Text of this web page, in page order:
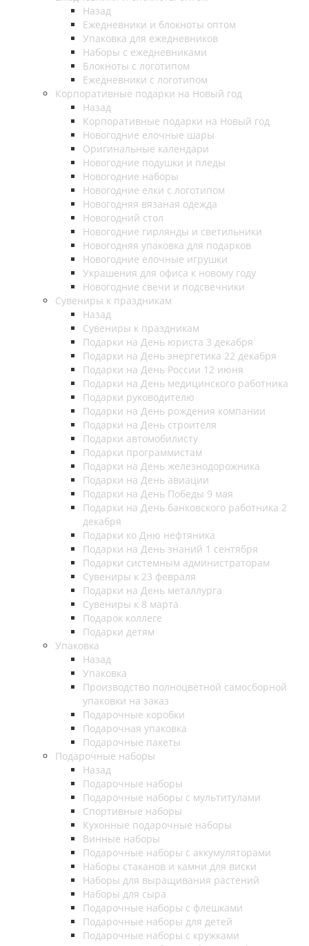
Назад
Ежедневники и блокноты оптом
Упаковка для ежедневников
Наборы с ежедневниками
Блокноты с логотипом
Ежедневники с логотипом
Корпоративные подарки на Новый год
Назад
Корпоративные подарки на Новый год
Новогодние елочные шары
Оригинальные календари
Новогодние подушки и пледы
Новогодние наборы
Новогодние елки с логотипом
Новогодняя вязаная одежда
Новогодний стол
Новогодние гирлянды и светильники
Новогодняя упаковка для подарков
Новогодние елочные игрушки
Украшения для офиса к новому году
Новогодние свечи и подсвечники
Сувениры к праздникам
Назад
Сувениры к праздникам
Подарки на День юриста 3 декабря
Подарки на День энергетика 22 декабря
Подарки на День России 12 июня
Подарки на День медицинского работника
Подарки руководителю
Подарки на День рождения компании
Подарки на День строителя
Подарки автомобилисту
Подарки программистам
Подарки на День железнодорожника
Подарки на День авиации
Подарки на День Победы 9 мая
Подарки на День банковского работника 2
декабря
Подарки ко Дню нефтяника
Подарки на День знаний 1 сентября
Подарки системным администраторам
Сувениры к 23 февраля
Подарки на День металлурга
Сувениры к 8 марта
Подарок коллеге
Подарки детям
Упаковка
Назад
Упаковка
Производство полноцветной самосборной
упаковки на заказ
Подарочные коробки
Подарочная упаковка
Подарочные пакеты
Подарочные наборы
Назад
Подарочные наборы
Подарочные наборы с мультитулами
Спортивные наборы
Кухонные подарочные наборы
Винные наборы
Подарочные наборы с аккумуляторами
Наборы стаканов и камни для виски
Наборы для выращивания растений
Наборы для сыра
Подарочные наборы с флешками
Подарочные наборы для детей
Подарочные наборы с кружками